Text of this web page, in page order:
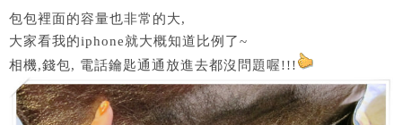
包包裡面的容量也非常的大,
大家看我的iphone就大概知道比例了~
相機,錢包, 電話鑰匙通通放進去都沒問題喔!!!